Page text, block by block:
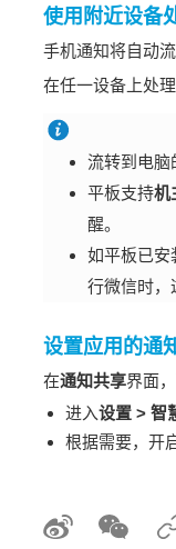
使用附近设备
手机通知将自动
在任一设备上处
流转到电脑
平板支持机
醒。
如平板已安
行微信时，
设置应用的通
在通知共享界面
进入设置> 智
根据需要，开